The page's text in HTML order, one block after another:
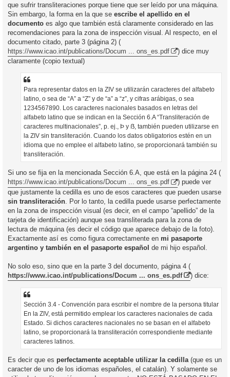
que sufrir transliteraciones porque tiene que ser leído por una máquina.
Sin embargo, la forma en la que se escribe el apellido en el
documento es algo que también está claramente considerado en las
recomendaciones para la zona de inspección visual. Al respecto, en el
documento citado, parte 3 (página 2) (
https://www.icao.int/publications/Docum ... ons_es.pdf
) dice muy
claramente (copio textual)
Para representar datos en la ZIV se utilizarán caracteres del alfabeto
latino, o sea de “A” a “Z” y de “a” a “z”, y cifras arábigas, o sea
1234567890. Los caracteres nacionales basados en letras del
alfabeto latino que se indican en la Sección 6.A “Transliteración de
caracteres multinacionales”, p. ej., Þ y ẞ, también pueden utilizarse en
la ZIV sin transliteración. Cuando los datos obligatorios estén en un
idioma que no emplee el alfabeto latino, se proporcionará también su
transliteración.
Si uno se fija en la mencionada Sección 6.A, que está en la página 24 (
https://www.icao.int/publications/Docum ... ons_es.pdf
) puede ver
que justamente la cedilla es uno de esos caracteres que pueden usarse
sin transliteración . Por lo tanto, la cedilla puede usarse perfectamente
en la zona de inspección visual (es decir, en el campo “apellido” de la
tarjeta de identificación) aunque sea transliterada para la zona de
lectura de máquina (es decir el código que aparece debajo de la foto).
Exactamente así es como figura correctamente en mi pasaporte
argentino y también en el pasaporte español de mi hijo español.
No solo eso, sino que en la parte 3 del documento, página 4 (
https://www.icao.int/publications/Docum ... ons_es.pdf
) dice:
Sección 3.4 - Convención para escribir el nombre de la persona titular
En la ZIV, está permitido emplear los caracteres nacionales de cada
Estado. Si dichos caracteres nacionales no se basan en el alfabeto
latino, se proporcionará la transliteración correspondiente mediante
caracteres latinos.
Es decir que es perfectamente aceptable utilizar la cedilla (que es un
caracter de uno de los idiomas españoles, el catalán). Y solamente se